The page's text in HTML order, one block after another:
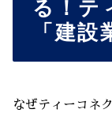
る！テ
「建
なぜティーコネ